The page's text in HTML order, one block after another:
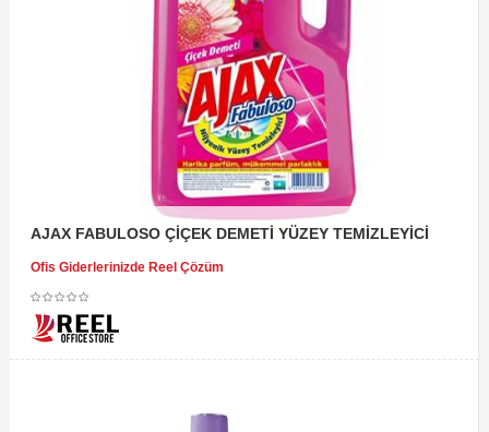
AJAX FABULOSO ÇİÇEK DEMETİ YÜZEY TEMİZLEYİCİ
Ofis Giderlerinizde Reel Çözüm